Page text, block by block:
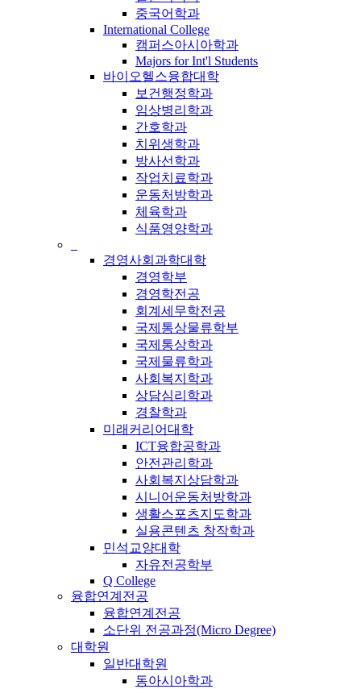
중국어학과
International College
캠퍼스아시아학과
Majors for Int'l Students
바이오헬스융합대학
보건행정학과
임상병리학과
간호학과
치위생학과
방사선학과
작업치료학과
운동처방학과
체육학과
식품영양학과
경영사회과학대학
경영학부
경영학전공
회계세무학전공
국제통상물류학부
국제통상학과
국제물류학과
사회복지학과
상담심리학과
경찰학과
미래커리어대학
ICT융합공학과
안전관리학과
사회복지상담학과
시니어운동처방학과
생활스포츠지도학과
실용콘텐츠 창작학과
민석교양대학
자유전공학부
Q College
융합연계전공
융합연계전공
소단위 전공과정(Micro Degree)
대학원
일반대학원
동아시아학과